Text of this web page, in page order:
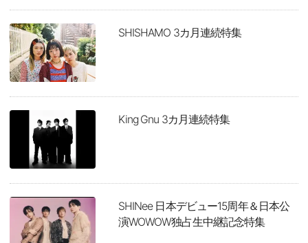
SHISHAMO 3カ月連続特集
King Gnu 3カ月連続特集
SHINee 日本デビュー15周年＆日本公
演WOWOW独占生中継記念特集